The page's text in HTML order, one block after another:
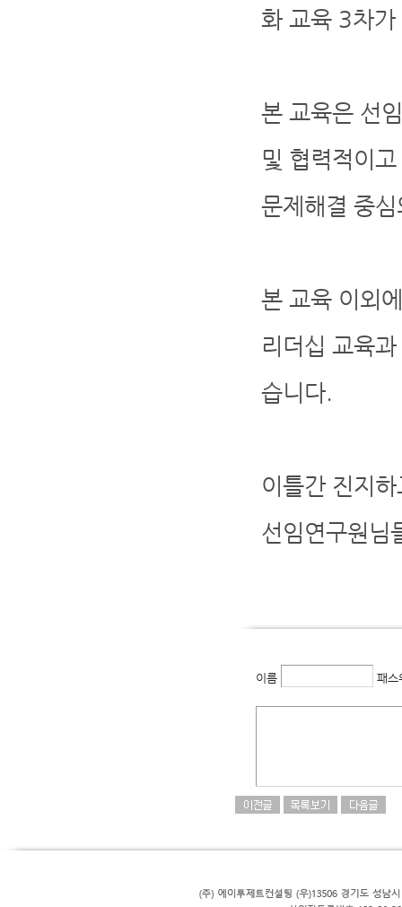
화 교육 3차
본 교육은 선
및 협력적이
문제해결 중
본 교육 이외
리더십 교육
습니다.
이틀간 진지
선임연구원님
이름 패